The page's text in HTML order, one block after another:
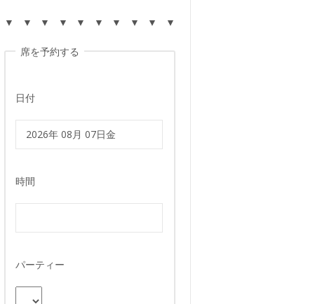
▼ ▼ ▼ ▼ ▼ ▼ ▼ ▼ ▼ ▼
席を予約する
日付
時間
パーティー